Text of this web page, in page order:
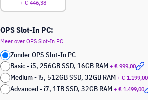
+ € 446,38
OPS Slot-In PC:
Meer over OPS Slot-In PC
Zonder OPS Slot-In PC
Basic - i5, 256GB SSD, 16GB RAM+ € 999,00
Medium - i5, 512GB SSD, 32GB RAM+ € 1.199,00
Advanced - i7, 1TB SSD, 32GB RAM+ € 1.499,00